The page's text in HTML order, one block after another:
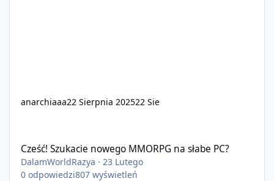
anarchiaaa22 Sierpnia 202522 Sie
Cześć! Szukacie nowego MMORPG na słabe PC?
DalamWorldRazya ·23 Lutego
0 odpowiedzi807 wyświetleń